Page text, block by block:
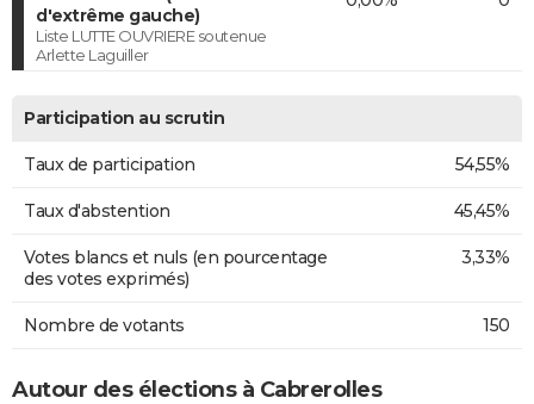
d'extrême gauche)
Liste LUTTE OUVRIERE soutenue
Arlette Laguiller
Participation au scrutin
Taux de participation 54,55%
Taux d'abstention 45,45%
Votes blancs et nuls (en pourcentage
des votes exprimés)
3,33%
Nombre de votants 150
Autour des élections à Cabrerolles